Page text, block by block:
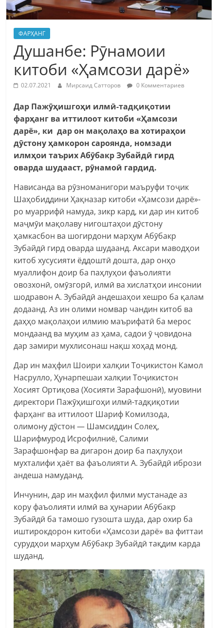
ФАРҲАНГ
Душанбе: Рӯнамоии
китоби «Ҳамсози дарё»
02.07.2021 Мирсаид Сатторов 0 Комментариев
Дар Пажӯҳишгоҳи илмӣ-тадқиқотии
фарҳанг ва иттилоот китоби «Ҳамсози
дарё», ки дар он мақолаҳо ва хотираҳои
дӯстону ҳамкорон сароянда, номзади
илмҳои таърих Абӯбакр Зубайдӣ гирд
оварда шудааст, рӯнамоӣ гардид.
Нависанда ва рӯзноманигори маъруфи тоҷик
Шаҳобиддини Ҳақназар китоби «Ҳамсози дарё»-
ро муаррифӣ намуда, зикр кард, ки дар ин китоб
маҷмӯи мақолаву нигоштаҳои дӯстону
ҳамкасбон ва шогирдони марҳум Абӯбакр
Зубайдӣ гирд оварда шудаанд. Аксари маводҳои
китоб хусусияти ёддоштӣ дошта, дар онҳо
муаллифон доир ба паҳлуҳои фаъолияти
овозхонӣ, омӯзгорӣ, илмӣ ва хислатҳои инсонии
шодравон А. Зубайдӣ андешаҳои хешро ба қалам
додаанд. Аз ин олими номвар чандин китоб ва
даҳҳо мақолаҳои илмию маърифатӣ ба мерос
мондаанд ва муҳим аз ҳама, садои ӯ ҷовидона
дар замири мухлисонаш нақш хоҳад монд.
Дар ин маҳфил Шоири халқии Тоҷикистон Камол
Насрулло, Ҳунарпешаи халқии Тоҷикистон
Хосият Ортиқова (Хосияти Зарафшонӣ), муовини
директори Пажӯҳишгоҳи илмӣ-тадқиқотии
фарҳанг ва иттилоот Шариф Комилзода,
олимону дӯстон — Шамсиддин Солеҳ,
Шарифмурод Исрофилниё, Салими
Зарафшонфар ва дигарон доир ба паҳлуҳои
мухталифи ҳаёт ва фаъолияти А. Зубайдӣ ибрози
андеша намуданд.
Инчунин, дар ин маҳфил филми мустанаде аз
кору фаъолияти илмӣ ва ҳунарии Абӯбакр
Зубайдӣ ба тамошо гузошта шуда, дар охир ба
иштирокдорон китоби «Ҳамсози дарё» ва фиттаи
сурудҳои марҳум Абӯбакр Зубайдӣ тақдим карда
шуданд.